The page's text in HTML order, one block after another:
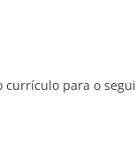
currículo para o